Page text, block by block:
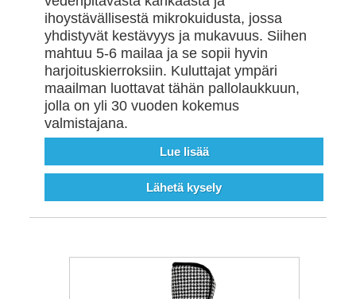
ihoystävällisestä mikrokuidusta, jossa
yhdistyvät kestävyys ja mukavuus. Siihen
mahtuu 5-6 mailaa ja se sopii hyvin
harjoituskierroksiin. Kuluttajat ympäri
maailman luottavat tähän pallolaukkuun,
jolla on yli 30 vuoden kokemus
valmistajana.
Lue lisää
Lähetä kysely